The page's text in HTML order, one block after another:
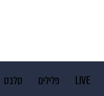
LIVE פלילים סלבס